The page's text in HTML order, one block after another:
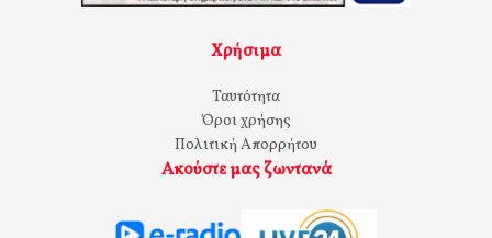
Χρήσιμα
Ταυτότητα
Όροι χρήσης
Πολιτική Απορρήτου
Ακούστε μας ζωντανά